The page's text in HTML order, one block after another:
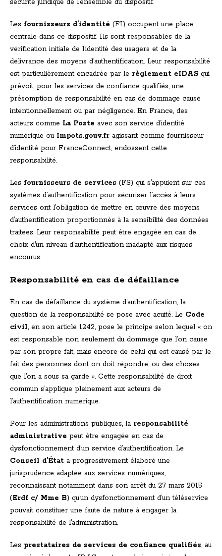
sécurité juridique de l’ensemble du dispositif.
Les fournisseurs d’identité (FI) occupent une place
centrale dans ce dispositif. Ils sont responsables de la
vérification initiale de l’identité des usagers et de la
délivrance des moyens d’authentification. Leur responsabilité
est particulièrement encadrée par le règlement eIDAS qui
prévoit, pour les services de confiance qualifiés, une
présomption de responsabilité en cas de dommage causé
intentionnellement ou par négligence. En France, des
acteurs comme La Poste avec son service d’identité
numérique ou Impots.gouv.fr agissant comme fournisseur
d’identité pour FranceConnect, endossent cette
responsabilité.
Les fournisseurs de services (FS) qui s’appuient sur ces
systèmes d’authentification pour sécuriser l’accès à leurs
services ont l’obligation de mettre en œuvre des moyens
d’authentification proportionnés à la sensibilité des données
traitées. Leur responsabilité peut être engagée en cas de
choix d’un niveau d’authentification inadapté aux risques
encourus.
Responsabilité en cas de défaillance
En cas de défaillance du système d’authentification, la
question de la responsabilité se pose avec acuité. Le Code
civil, en son article 1242, pose le principe selon lequel « on
est responsable non seulement du dommage que l’on cause
par son propre fait, mais encore de celui qui est causé par le
fait des personnes dont on doit répondre, ou des choses
que l’on a sous sa garde ». Cette responsabilité de droit
commun s’applique pleinement aux acteurs de
l’authentification numérique.
Pour les administrations publiques, la responsabilité
administrative peut être engagée en cas de
dysfonctionnement d’un service d’authentification. Le
Conseil d’État a progressivement élaboré une
jurisprudence adaptée aux services numériques,
reconnaissant notamment dans son arrêt du 27 mars 2015
(Erdf c/ Mme B) qu’un dysfonctionnement d’un téléservice
pouvait constituer une faute de nature à engager la
responsabilité de l’administration.
Les prestataires de services de confiance qualifiés, au